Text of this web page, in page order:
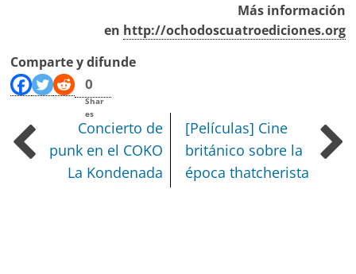
Más información
en http://ochodoscuatroediciones.org
Comparte y difunde
0
Shar
es
Concierto de
punk en el COKO
La Kondenada
[Películas] Cine
británico sobre la
época thatcherista